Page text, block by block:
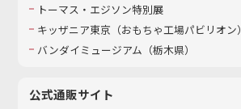
トーマス・エジソン特別展
キッザニア東京（おもちゃ工場パビリオン）​
バンダイミュージアム（栃木県）
公式通販サイト